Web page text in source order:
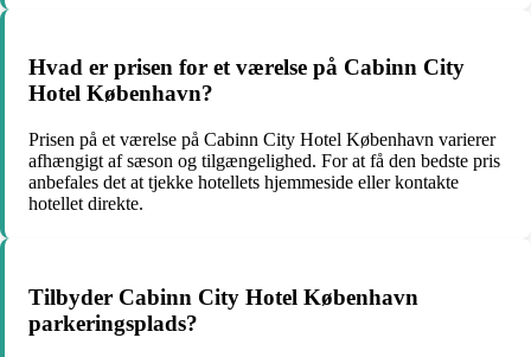
Hvad er prisen for et værelse på Cabinn City
Hotel København?
Prisen på et værelse på Cabinn City Hotel København varierer
afhængigt af sæson og tilgængelighed. For at få den bedste pris
anbefales det at tjekke hotellets hjemmeside eller kontakte
hotellet direkte.
Tilbyder Cabinn City Hotel København
parkeringsplads?